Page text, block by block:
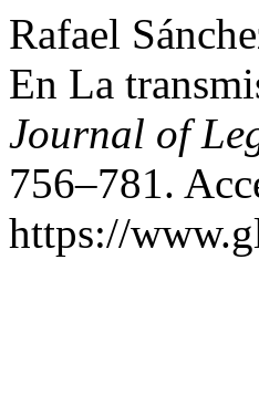
Rafael
En La
Journal of
756–781.
https://